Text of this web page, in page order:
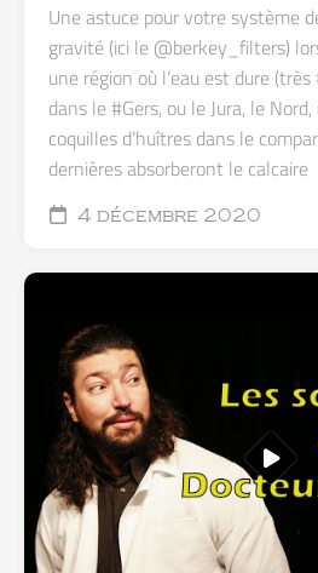
Une astuce pour votre système
gravité (ici le @berkey_filters)
une région où l’eau est dure
dans le #Gers, ou le Jura, le
coquilles d’huîtres dans le
dernières absorberont le calcaire
4 décembre 2020